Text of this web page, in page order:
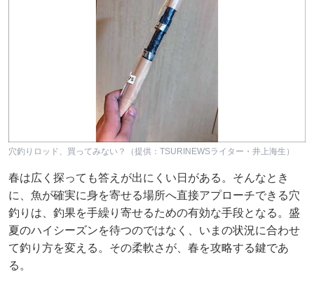
穴釣りロッド、買ってみない？（提供：TSURINEWSライター・井上海生）
春は広く探っても答えが出にくい日がある。そんなとき
に、魚が確実に身を寄せる場所へ直接アプローチできる穴
釣りは、釣果を手繰り寄せるための有効な手段となる。盛
夏のハイシーズンを待つのではなく、いまの状況に合わせ
て釣り方を変える。その柔軟さが、春を攻略する鍵であ
る。